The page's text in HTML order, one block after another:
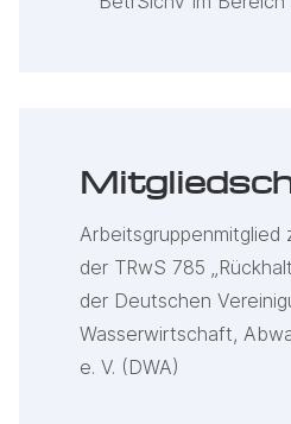
Arbeitsgruppenmitglied
der TRwS 785
der Deutschen
Wasserwirtschaft,
e. V. (DWA)